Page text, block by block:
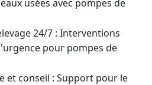
usées avec pompes de
24/7 : Interventions
pour pompes de
et conseil : Support pour le